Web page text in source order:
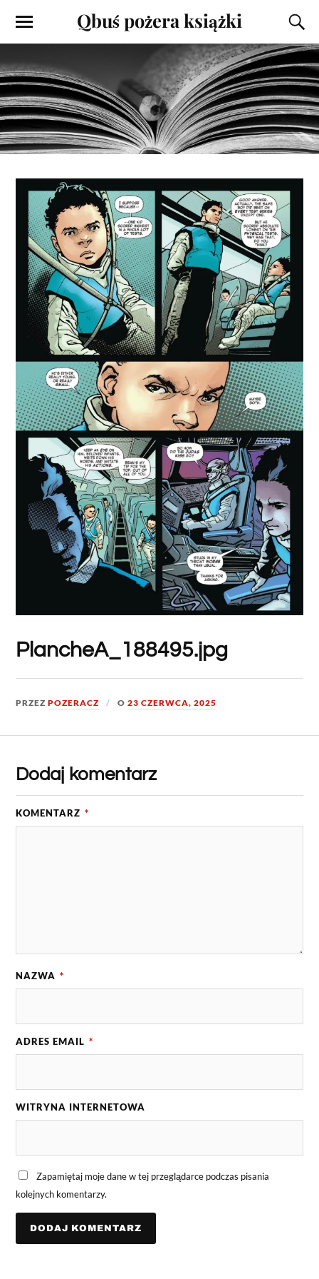
Qbuś pożera książki
PlancheA_188495.jpg
PRZEZPOZERACZ O23 CZERWCA, 2025
Dodaj komentarz
KOMENTARZ *
NAZWA *
ADRES EMAIL *
WITRYNA INTERNETOWA
Zapamiętaj moje dane w tej przeglądarce podczas pisania
kolejnych komentarzy.